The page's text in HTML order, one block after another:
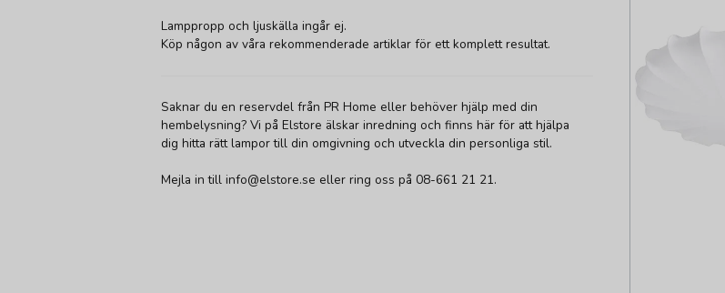
Lamppropp och ljuskälla ingår ej.
Köp någon av våra rekommenderade artiklar för ett komplett resultat.
Saknar du en reservdel från PR Home eller behöver hjälp med din
hembelysning? Vi på Elstore älskar inredning och finns här för att hjälpa
dig hitta rätt lampor till din omgivning och utveckla din personliga stil.
Mejla in till info@elstore.se eller ring oss på 08-661 21 21.